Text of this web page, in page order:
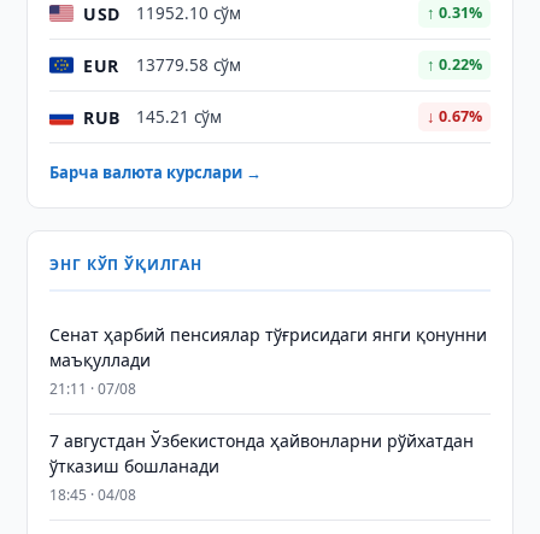
USD 11952.10 сўм ↑ 0.31%
EUR 13779.58 сўм ↑ 0.22%
RUB 145.21 сўм ↓ 0.67%
Барча валюта курслари →
ЭНГ КЎП ЎҚИЛГАН
Сенат ҳарбий пенсиялар тўғрисидаги янги қонунни
маъқуллади
21:11 · 07/08
7 августдан Ўзбекистонда ҳайвонларни рўйхатдан
ўтказиш бошланади
18:45 · 04/08